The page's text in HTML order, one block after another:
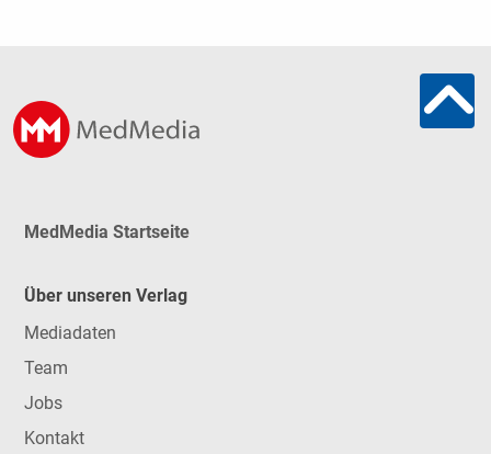
MedMedia Startseite
Über unseren Verlag
Mediadaten
Team
Jobs
Kontakt